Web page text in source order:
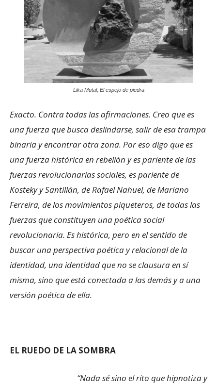
Lika Mutal, El espejo de piedra
Exacto. Contra todas las afirmaciones. Creo que es
una fuerza que busca deslindarse, salir de esa trampa
binaria y encontrar otra zona. Por eso digo que es
una fuerza histórica en rebelión y es pariente de las
fuerzas revolucionarias sociales, es pariente de
Kosteky y Santillán, de Rafael Nahuel, de Mariano
Ferreira, de los movimientos piqueteros, de todas las
fuerzas que constituyen una poética social
revolucionaria. Es histórica, pero en el sentido de
buscar una perspectiva poética y relacional de la
identidad, una identidad que no se clausura en sí
misma, sino que está conectada a las demás y a una
versión poética de ella.
EL RUEDO DE LA SOMBRA
“Nada sé sino el rito que hipnotiza y